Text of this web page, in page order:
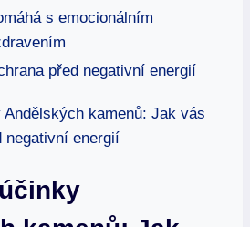
s emocionálním
před negativní energií